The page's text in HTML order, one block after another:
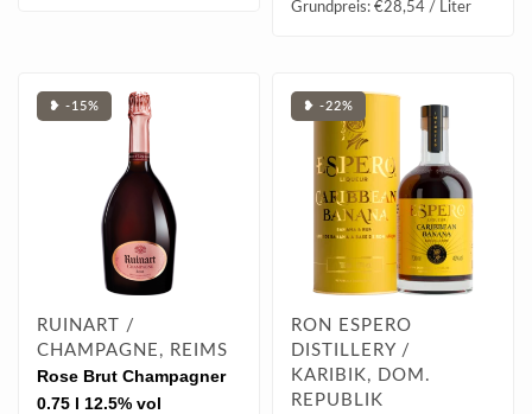
Grundpreis: €28,54 / Liter
❥ -15%
RUINART /
CHAMPAGNE, REIMS
Rose Brut Champagner
0.75 l 12.5% vol
❥ -22%
RON ESPERO
DISTILLERY /
KARIBIK, DOM.
REPUBLIK